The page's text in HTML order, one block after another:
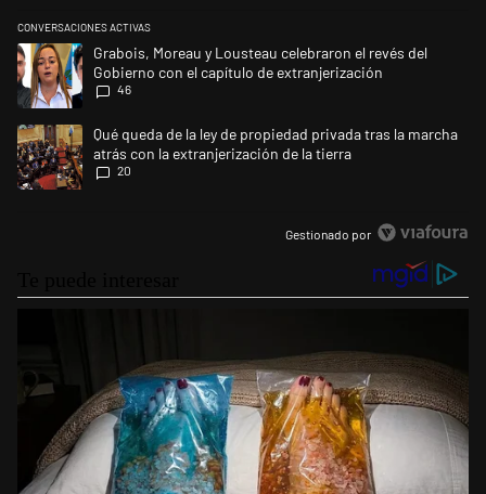
CONVERSACIONES ACTIVAS
Este listado muestra los artículos con más comentarios en los últimos
Un artículo de tendencia con el título "Grabois, Moreau y Lousteau
Grabois, Moreau y Lousteau celebraron el revés del
Gobierno con el capítulo de extranjerización
46
Un artículo de tendencia con el título "Qué queda de la ley de
Qué queda de la ley de propiedad privada tras la marcha
atrás con la extranjerización de la tierra
20
Gestionado por